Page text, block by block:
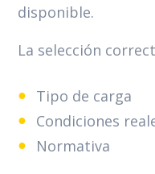
disponible.
La selección
Tipo de carga
Condiciones
Normativa